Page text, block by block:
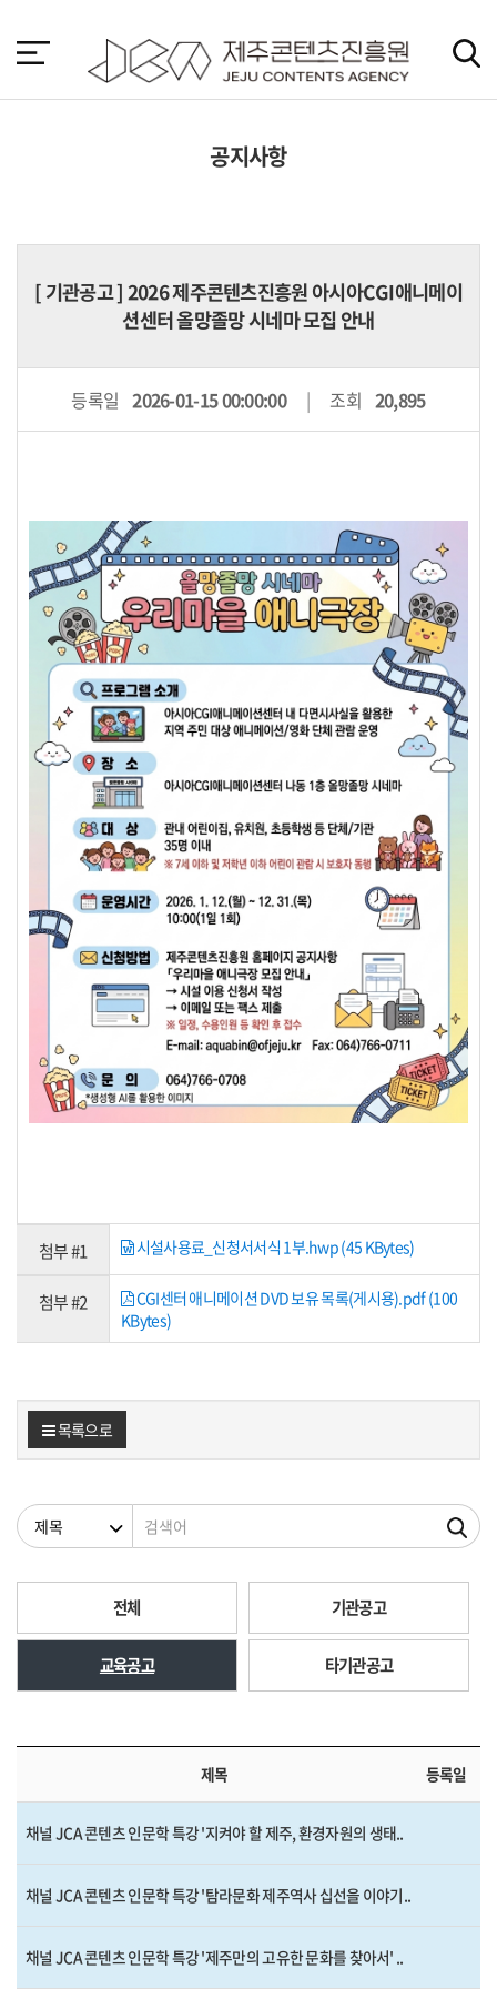
바
가
공지사항
[기관공고] 2026 제주콘텐츠진흥원 아시아CGI애니메이
션센터 올망졸망 시네마 모집 안내
등록일 2026-01-15 00:00:00 조회 20,895
첨부 #1 시설사용료_신청서서식 1부.hwp (45 KBytes)
첨부 #2
CGI센터 애니메이션 DVD 보유 목록(게시용).pdf (100
KBytes)
목록으로
검색조건 검색어
전체 기관공고
교육공고 타기관공고
제목 등록일
채널 JCA 콘텐츠 인문학 특강 '지켜야 할 제주, 환경자원의 생태..
채널 JCA 콘텐츠 인문학 특강 '탐라문화 제주역사 십선을 이야기..
채널 JCA 콘텐츠 인문학 특강 '제주만의 고유한 문화를 찾아서' ..